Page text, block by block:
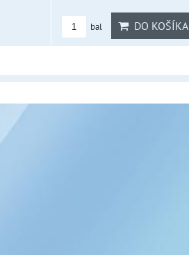
bal DO KOŠÍKA